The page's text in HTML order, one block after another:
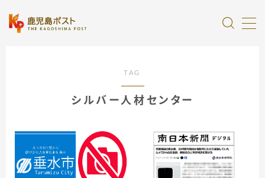
受賞・報道
TAG
シルバー人材センター